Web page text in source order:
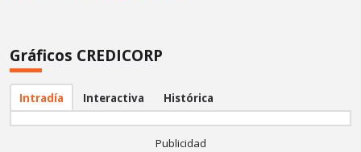
Gráficos CREDICORP
Intradía Interactiva Histórica
Publicidad